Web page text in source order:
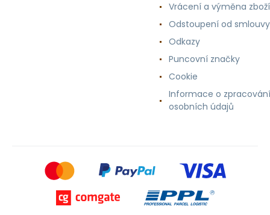
Vrácení a výměna zboží
Odstoupení od smlouvy
Odkazy
Puncovní značky
Cookie
Informace o zpracování
osobních údajů